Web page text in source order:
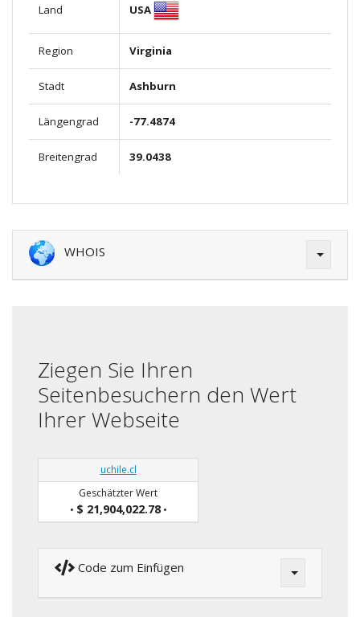
Land USA
Region Virginia
Stadt Ashburn
Längengrad -77.4874
Breitengrad 39.0438
WHOIS
Ziegen Sie Ihren
Seitenbesuchern den Wert
Ihrer Webseite
uchile.cl
Geschätzter Wert
• $ 21,904,022.78•
Code zum Einfügen